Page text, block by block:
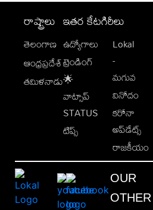
రాష్ట్రాలు
తెలంగాణ
ఆంధ్రప్రదేశ్
తమిళనాడు
ఇతర కేటగిరీలు
ఉద్యోగాలు
ట్రెండింగ్
🌟
వాట్సాప్
STATUS
టిప్స్
Lokal
-
మగువ
వినోదం
కరోనా
అప్‌డేట్స్
రాజకీయం
OUR
OTHER